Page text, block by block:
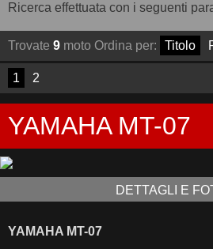
Ricerca effettuata con i seguenti
Trovate 9 moto Ordina per: Titolo
1 2
YAMAHA MT-07
DETTAGLI E
YAMAHA MT-07